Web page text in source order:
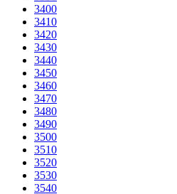
3400
3410
3420
3430
3440
3450
3460
3470
3480
3490
3500
3510
3520
3530
3540